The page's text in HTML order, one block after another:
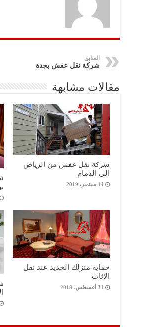
السابق
شركة نقل عفش بجدة
مقالات مشابهة
شركة نقل عفش من الرياض
الى الدمام
14 سبتمبر، 2019
حماية منزلك الجديد عند نقل
الاثاث
31 أغسطس، 2018